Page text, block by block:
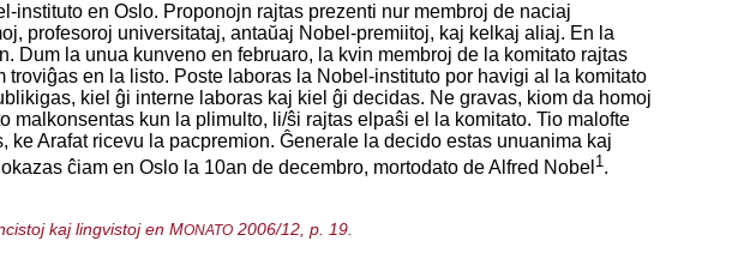
instituto en Oslo. Proponojn rajtas prezenti nur membroj de naciaj
profesoroj universitataj, antaŭaj Nobel-premiitoj, kaj kelkaj aliaj. En la
Dum la unua kunveno en februaro, la kvin membroj de la komitato rajtas
en la listo. Poste laboras la Nobel-instituto por havigi al la komitato
kiel ĝi interne laboras kaj kiel ĝi decidas. Ne gravas, kiom da homoj
malkonsentas kun la plimulto, li/ŝi rajtas elpaŝi el la komitato. Tio malofte
Arafat ricevu la pacpremion. Ĝenerale la decido estas unuanima kaj
ĉiam en Oslo la 10an de decembro, mortodato de Alfred Nobel 1.
kaj lingvistojen MONATO 2006/12, p. 19.